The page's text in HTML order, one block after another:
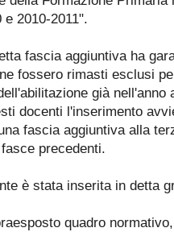
e 2010-2011".
fascia aggiuntiva ha
fossero rimasti esclusi
già nell'anno
docenti l'inserimento
fascia aggiuntiva alla
precedenti.
è stata inserita in detta
quadro